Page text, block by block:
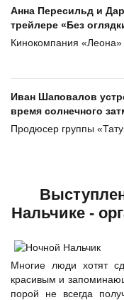
Анна Пересильд и
трейлере «Без
Кинокомпания «Леона»
Иван Шаповалов
время солнечного
Продюсер группы
Нальчике -
Многие люди хотят
красивым и
порой не всегда